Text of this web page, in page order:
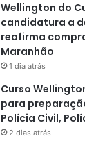
Wellington do
candidatura a
reafirma
Maranhão
1 dia atrás
Curso
para
Polícia Civil,
2 dias atrás